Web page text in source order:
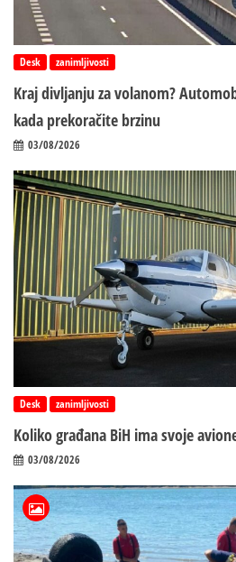
Desk zanimljivosti
Kraj divljanju za volanom?
kada prekoračite brzinu
03/08/2026
Desk zanimljivosti
Koliko građana BiH ima svoje
03/08/2026